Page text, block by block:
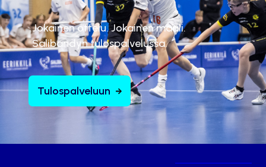
Jokainen ottelu. Jokainen maali.
Salibandyn tulospalvelussa.
Tulospalveluun